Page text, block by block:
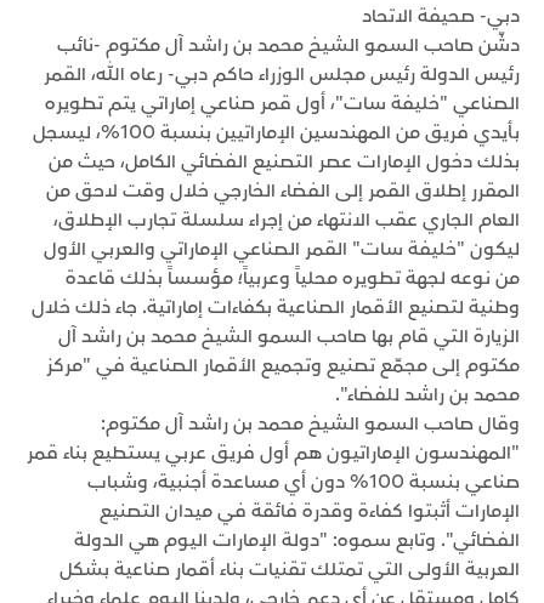
دبي- صحيفة الاتحاد
دشّن صاحب السمو الشيخ محمد بن راشد آل مكتوم -نائب
رئيس الدولة رئيس مجلس الوزراء حاكم دبي- رعاه الله، القمر
الصناعي "خليفة سات"، أول قمر صناعي إماراتي يتم تطويره
بأيدي فريق من المهندسين الإماراتيين بنسبة 100%، ليسجل
بذلك دخول الإمارات عصر التصنيع الفضائي الكامل، حيث من
المقرر إطلاق القمر إلى الفضاء الخارجي خلال وقت لاحق من
العام الجاري عقب الانتهاء من إجراء سلسلة تجارب الإطلاق،
ليكون "خليفة سات" القمر الصناعي الإماراتي والعربي الأول
من نوعه لجهة تطويره محلياً وعربياً؛ مؤسساً بذلك قاعدة
وطنية لتصنيع الأقمار الصناعية بكفاءات إماراتية. جاء ذلك خلال
الزيارة التي قام بها صاحب السمو الشيخ محمد بن راشد آل
مكتوم إلى مجمّع تصنيع وتجميع الأقمار الصناعية في "مركز
محمد بن راشد للفضاء".
وقال صاحب السمو الشيخ محمد بن راشد آل مكتوم:
"المهندسون الإماراتيون هم أول فريق عربي يستطيع بناء قمر
صناعي بنسبة 100% دون أي مساعدة أجنبية، وشباب
الإمارات أثبتوا كفاءة وقدرة فائقة في ميدان التصنيع
الفضائي". وتابع سموه: "دولة الإمارات اليوم هي الدولة
العربية الأولى التي تمتلك تقنيات بناء أقمار صناعية بشكل